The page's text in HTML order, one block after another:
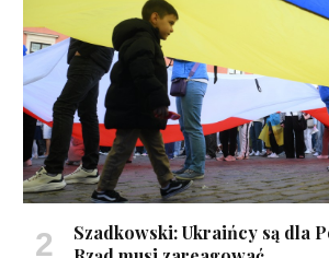
Szadkowski: Ukraińcy są dla